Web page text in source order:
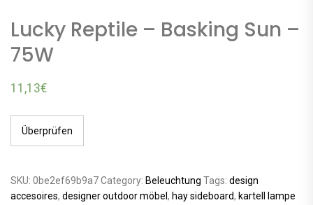
Lucky Reptile – Basking Sun –
75W
11,13€
Überprüfen
SKU: 0be2ef69b9a7Category: Beleuchtung Tags: design
accesoires, designer outdoor möbel , hay sideboard, kartell lampe